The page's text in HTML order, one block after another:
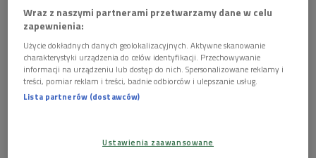
Wraz z naszymi partnerami przetwarzamy dane w celu
zapewnienia:
Użycie dokładnych danych geolokalizacyjnych. Aktywne skanowanie
charakterystyki urządzenia do celów identyfikacji. Przechowywanie
informacji na urządzeniu lub dostęp do nich. Spersonalizowane reklamy i
treści, pomiar reklam i treści, badnie odbiorców i ulepszanie usług.
Lista partnerów (dostawców)
Ustawienia zaawansowane